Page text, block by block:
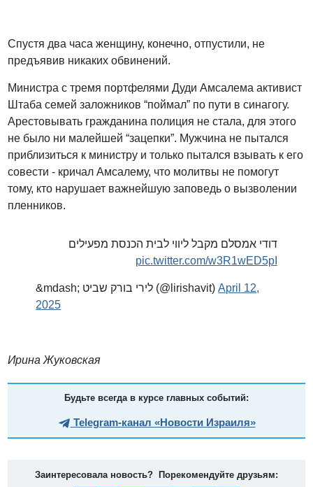
Спустя два часа женщину, конечно, отпустили, не
предъявив никаких обвинений.
Министра с тремя портфелями Дуди Амсалема активист
Штаба семей заложников “поймал” по пути в синагогу.
Арестовывать гражданина полиция не стала, для этого
не было ни малейшей “зацепки”. Мужчина не пытался
приблизиться к министру и только пытался взывать к его
совести - кричал Амсалему, что молитвы не помогут
тому, кто нарушает важнейшую заповедь о вызволении
пленников.
דודי אמסלם מקבל ליווי לבית הכנסת מפעילים
pic.twitter.com/w3R1wED5pI
&mdash; לירי בורק שביט (@lirishavit)April 12,
2025
Ирина Жуковская
Будьте всегда в курсе главных событий:
Telegram-канал «Новости Израиля»
Заинтересовала новость? Порекомендуйте друзьям: